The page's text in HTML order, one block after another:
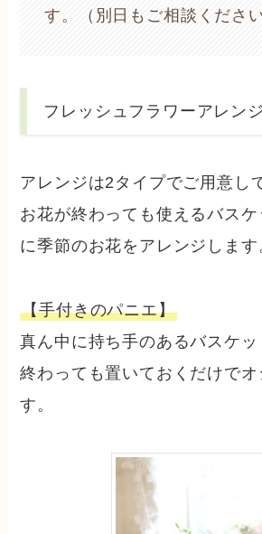
す。（別日もご相談ください
フレッシュフラワーアレンジ
アレンジは2タイプでご用意し
お花が終わっても使えるバスケ
に季節のお花をアレンジします
【手付きのパニエ】
真ん中に持ち手のあるバスケ
終わっても置いておくだけで
す。